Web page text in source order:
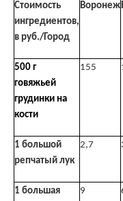
Стоимость
ингредиентов,
в руб./Город
Воронеж
500 г
говяжьей
грудинки на
кости
155
1 большой
репчатый лук
2,7
1 большая
9